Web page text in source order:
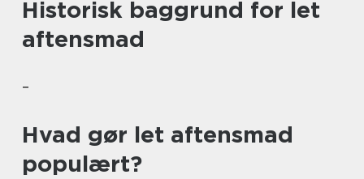
Historisk baggrund for let
aftensmad
–
Hvad gør let aftensmad
populært?